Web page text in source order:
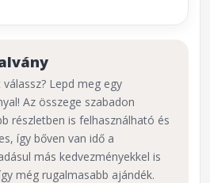
Lepd meg egy
Az összege szabadon
részletben is felhasználható és
így bőven van idő a
más kedvezményekkel is
még rugalmasabb ajándék.